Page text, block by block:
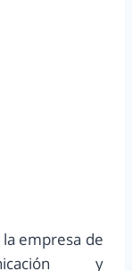
la empresa de
y